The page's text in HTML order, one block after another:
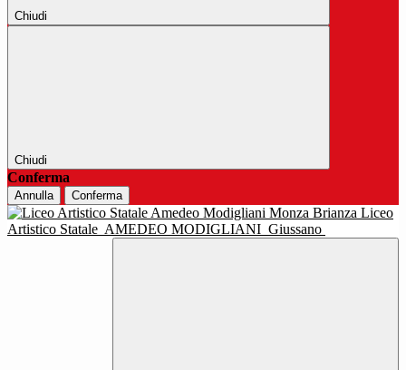
Chiudi
Chiudi
Conferma
Annulla Conferma
Liceo
Artistico Statale AMEDEO MODIGLIANI Giussano